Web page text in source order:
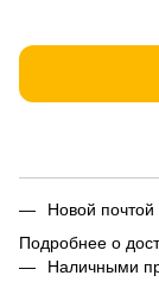
Новой почтой
Подробнее о
Наличными